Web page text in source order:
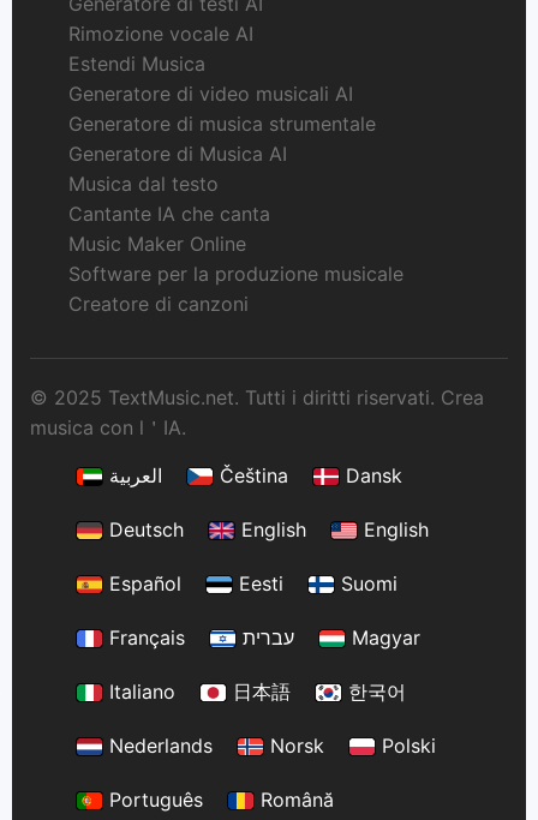
Rimozione vocale AI
Estendi Musica
Generatore di video musicali AI
Generatore di musica strumentale
Generatore di Musica AI
Musica dal testo
Cantante IA che canta
Music Maker Online
Software per la produzione musicale
Creatore di canzoni
© 2025 TextMusic.net. Tutti i diritti riservati. Crea
musica con l＇IA.
العربية
Čeština Dansk
Deutsch English English
Español Eesti Suomi
Français עברית Magyar
Italiano 日本語 한국어
Nederlands Norsk Polski
Português Română